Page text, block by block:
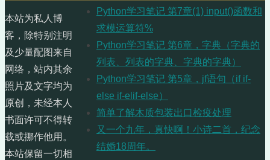
Python学习笔记 第7章(1) input()函数和
求模运算符%
Python学习笔记 第6章，字典（字典的
列表、列表的字典、字典的字典）
Python学习笔记 第5章，jf语句（if if-
else if-elif-else）
简单了解木质包装出口检疫处理
又一个九年，真快啊！小诗二首，纪念
结婚18周年。
本站为私人博
客，除特别注明
及少量配图来自
网络，站内其余
照片及文字均为
原创，未经本人
书面许可不得转
载或挪作他用。
本站保留一切相